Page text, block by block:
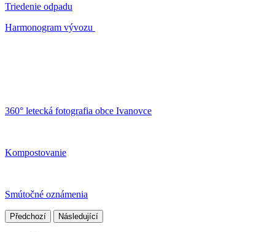
Triedenie odpadu
Harmonogram vývozu
360° letecká fotografia obce Ivanovce
Kompostovanie
Smútočné oznámenia
Předchozí Následující